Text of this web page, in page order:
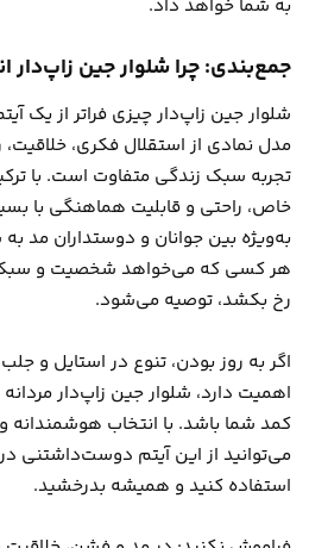
به شما خواهد داد.
جمع‌بندی: چرا شلوار جین
شلوار جین زاپ‌دار چیزی فراتر از یک
مدل نمادی از استقلال فکری، خلاقیت،
تجربه سبک زندگی متفاوت است. با
خاص، راحتی و قابلیت هماهنگی با
به‌ویژه بین جوانان و دوستداران مد
هر کسی که می‌خواهد شخصیت و سبک
رخ بکشد، توصیه می‌شود.
اگر به روز بودن، تنوع در استایل و
اهمیت دارد، شلوار جین زاپ‌دار
کمد شما باشد. با انتخاب
می‌توانید از این آیتم دوست‌داشتنی
استفاده کنید و همیشه بدرخشید.